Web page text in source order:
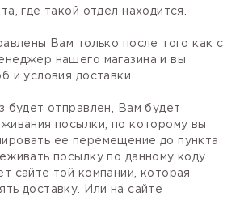
где такой отдел находится.
Вам только после того как с
нашего магазина и вы
и условия доставки.
будет отправлен, Вам будет
посылки, по которому вы
ее перемещение до пункта
посылку по данному коду
сайте той компании, которая
доставку. Или на сайте